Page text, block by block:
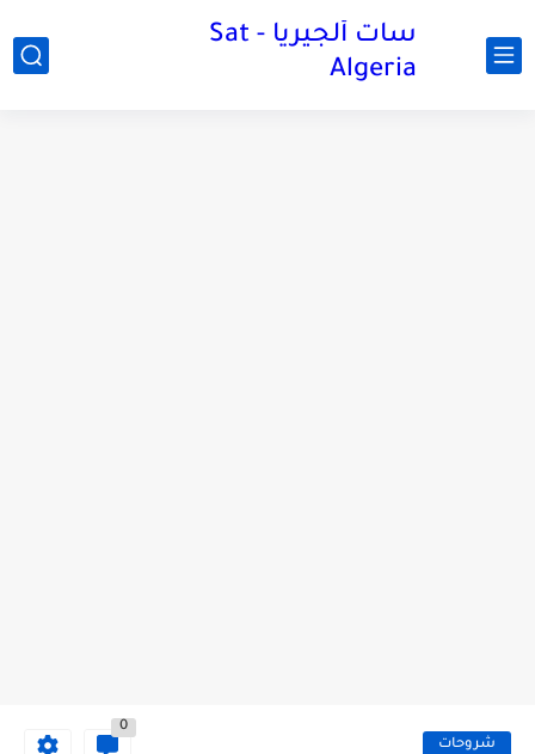
سات ألجيريا - Sat
Algeria
شروحات
0